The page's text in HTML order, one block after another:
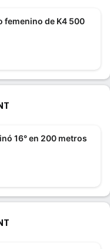
femenino de K4 500
16° en 200 metros